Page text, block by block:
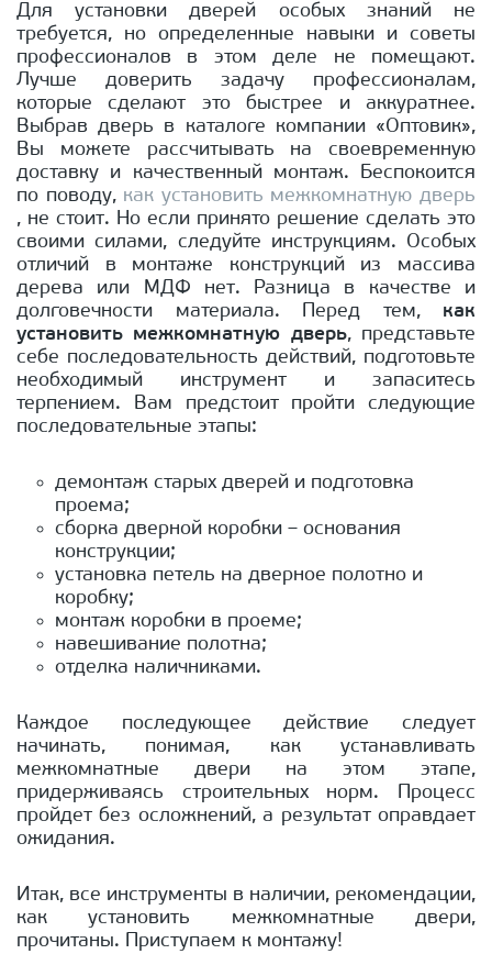
Для установки дверей особых знаний не
требуется, но определенные навыки и советы
профессионалов в этом деле не помещают.
Лучше доверить задачу профессионалам,
которые сделают это быстрее и аккуратнее.
Выбрав дверь в каталоге компании «Оптовик»,
Вы можете рассчитывать на своевременную
доставку и качественный монтаж. Беспокоится
по поводу, как установить межкомнатную дверь
, не стоит. Но если принято решение сделать это
своими силами, следуйте инструкциям. Особых
отличий в монтаже конструкций из массива
дерева или МДФ нет. Разница в качестве и
долговечности материала. Перед тем, как
установить межкомнатную дверь, представьте
себе последовательность действий, подготовьте
необходимый инструмент и запаситесь
терпением. Вам предстоит пройти следующие
последовательные этапы:
демонтаж старых дверей и подготовка
проема;
сборка дверной коробки – основания
конструкции;
установка петель на дверное полотно и
коробку;
монтаж коробки в проеме;
навешивание полотна;
отделка наличниками.
Каждое последующее действие следует
начинать, понимая, как устанавливать
межкомнатные двери на этом этапе,
придерживаясь строительных норм. Процесс
пройдет без осложнений, а результат оправдает
ожидания.
Итак, все инструменты в наличии, рекомендации,
как установить межкомнатные двери,
прочитаны. Приступаем к монтажу!